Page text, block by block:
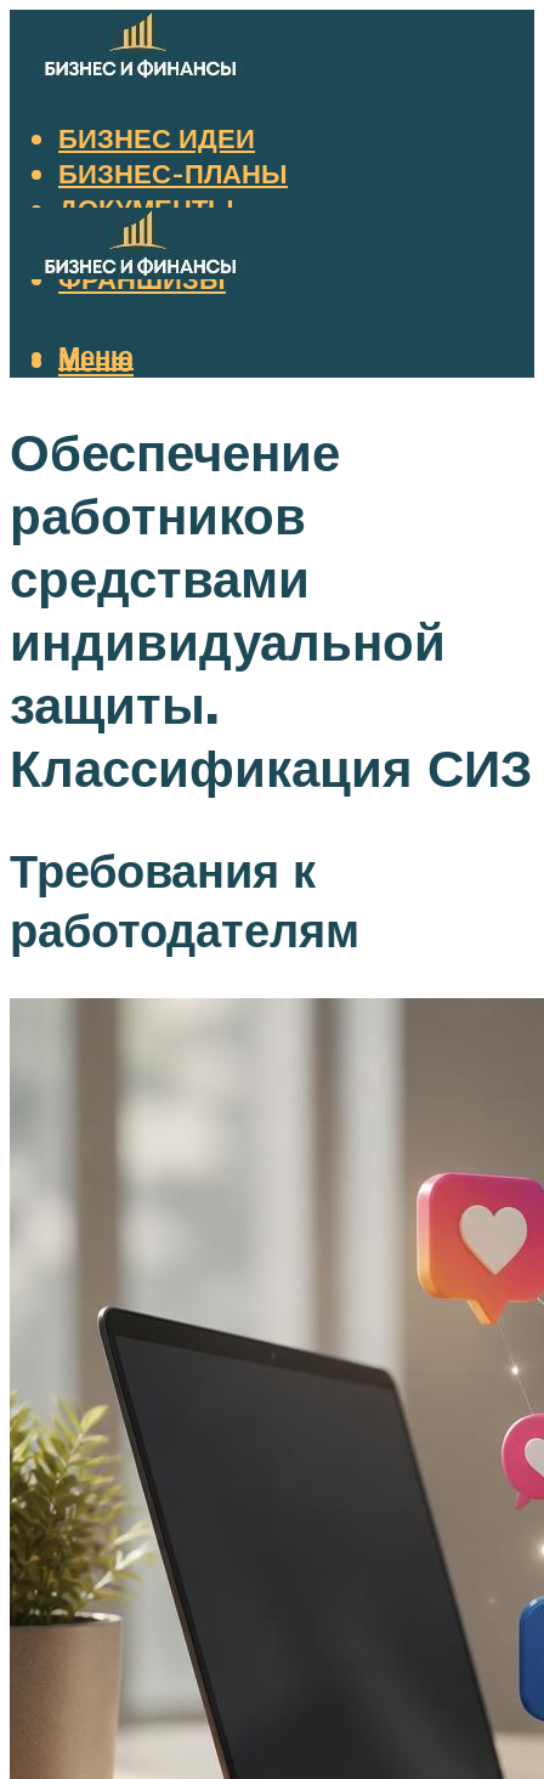
БИЗНЕС ИДЕИ
БИЗНЕС-ПЛАНЫ
ДОКУМЕНТЫ
НАЛОГИ
ФРАНШИЗЫ
Меню
Меню
Обеспечение
работников
средствами
индивидуальной
защиты.
Классификация СИЗ
Требования к
работодателям